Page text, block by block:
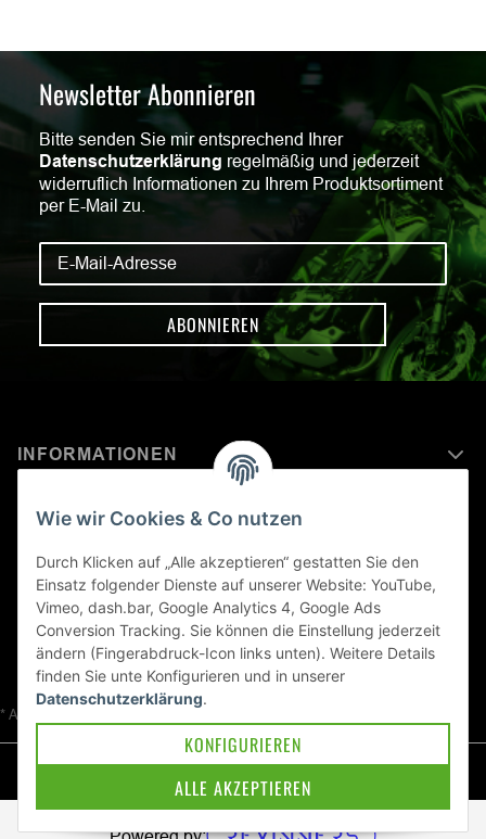
Newsletter Abonnieren
Bitte senden Sie mir entsprechend Ihrer
Datenschutzerklärung regelmäßig und jederzeit
widerruflich Informationen zu Ihrem Produktsortiment
per E-Mail zu.
ABONNIEREN
INFORMATIONEN
MEHR ERFAHREN ÜBER
KAWASAKI WELT
Blog
* Alle Preise inkl. gesetzlicher USt., zzgl.
Wie wir Cookies & Co nutzen
Durch Klicken auf „Alle akzeptieren“ gestatten Sie den
Einsatz folgender Dienste auf unserer Website: YouTube,
Vimeo, dash.bar, Google Analytics 4, Google Ads
Conversion Tracking. Sie können die Einstellung jederzeit
ändern (Fingerabdruck-Icon links unten). Weitere Details
finden Sie unte Konfigurieren und in unserer
Datenschutzerklärung.
ALLE AKZEPTIEREN
KONFIGURIEREN